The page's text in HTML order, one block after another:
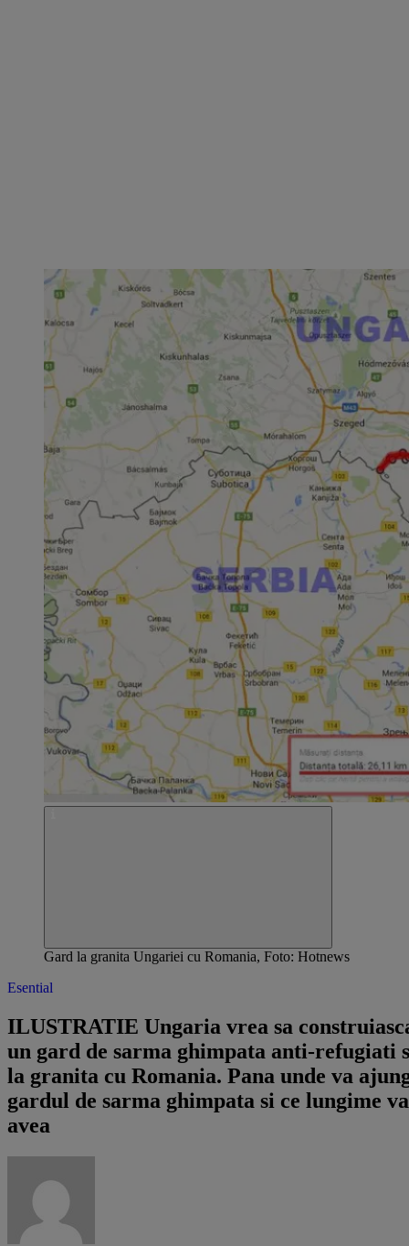
Gard la granita Ungariei cu Romania, Foto: Hotnews
Esential
ILUSTRATIE Ungaria vrea sa
un gard de sarma ghimpata anti-refugiati
la granita cu Romania. Pana unde va
gardul de sarma ghimpata si ce lungime va
avea